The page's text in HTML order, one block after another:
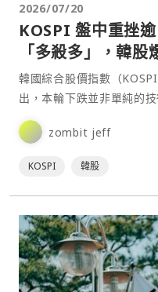
2026/07/20
KOSPI 盤中重挫
「多殺多」，韓
韓國綜合股價指數（
出，本輪下跌並非單純的
整、半導體產業獲利預期
多重因素共同作用的結果。
zombit jeff
KOSPI 韓股